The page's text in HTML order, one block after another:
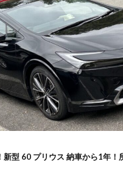
新型 60 プリウス 納車から1年！